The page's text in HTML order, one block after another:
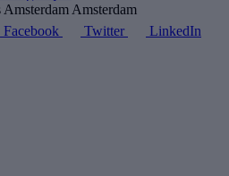
Amsterdam
Facebook Twitter LinkedIn